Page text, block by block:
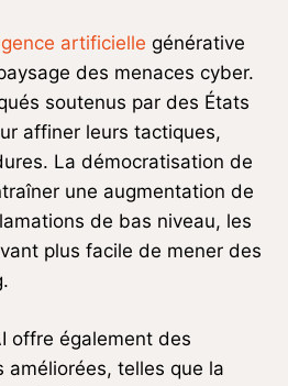
artificielle générative
des menaces cyber.
soutenus par des États
affiner leurs tactiques,
La démocratisation de
une augmentation de
de bas niveau, les
plus facile de mener des
offre également des
améliorées, telles que la